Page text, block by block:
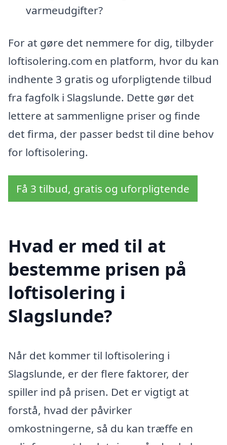
varmeudgifter?
For at gøre det nemmere for dig, tilbyder
loftisolering.com en platform, hvor du kan
indhente 3 gratis og uforpligtende tilbud
fra fagfolk i Slagslunde. Dette gør det
lettere at sammenligne priser og finde
det firma, der passer bedst til dine behov
for loftisolering.
Få 3 tilbud, gratis og uforpligtende
Hvad er med til at
bestemme prisen på
loftisolering i
Slagslunde?
Når det kommer til loftisolering i
Slagslunde, er der flere faktorer, der
spiller ind på prisen. Det er vigtigt at
forstå, hvad der påvirker
omkostningerne, så du kan træffe en